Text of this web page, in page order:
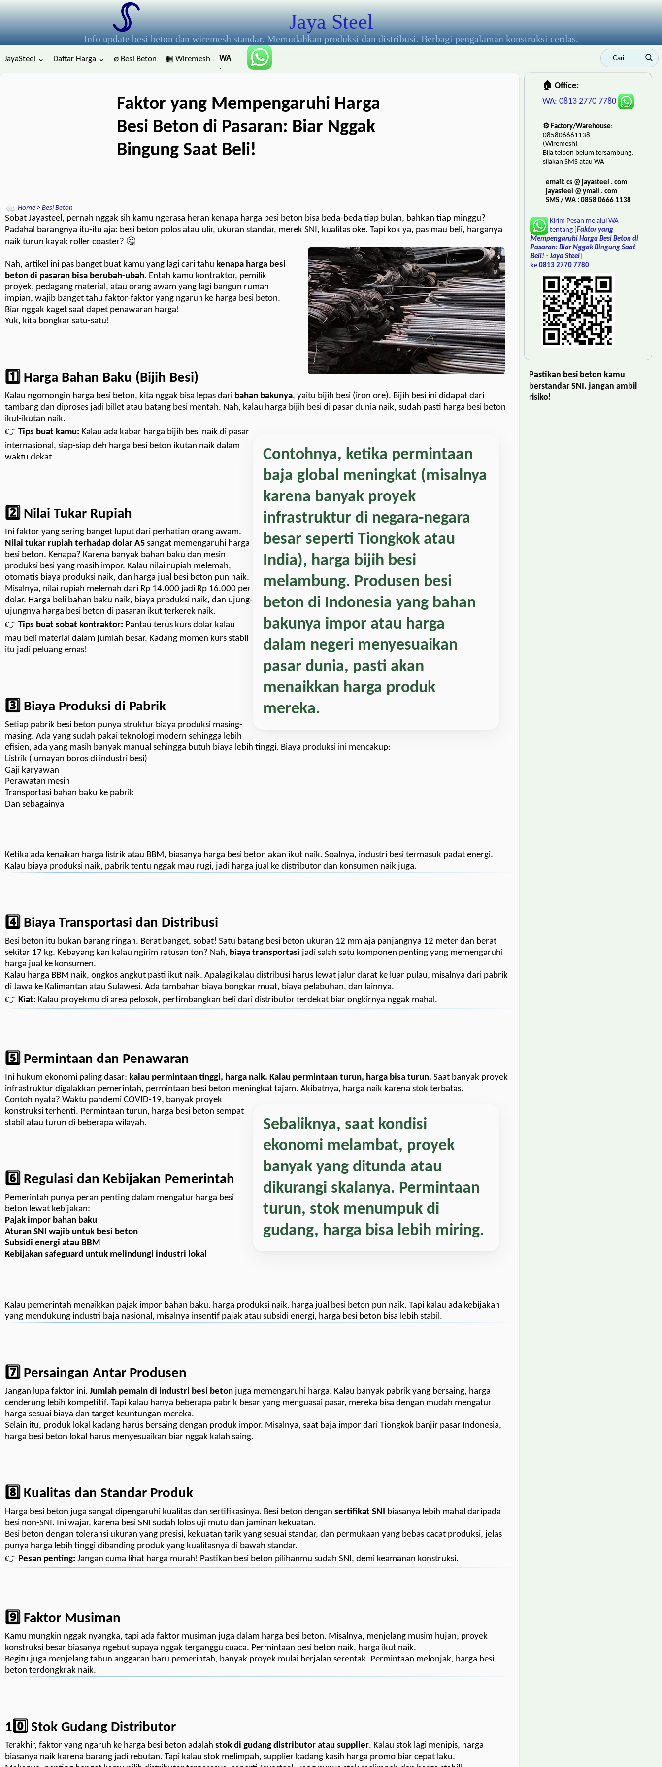
Jaya Steel
Info update besi beton dan wiremesh standar. Memudahkan produksi dan distribusi. Berbagi pengalaman konstruksi cerdas.
JayaSteel ⌄ Daftar Harga ⌄ ⌀ Besi Beton ▦ Wiremesh
WA
:
661
138
Faktor yang Mempengaruhi Harga
Besi Beton di Pasaran: Biar Nggak
Bingung Saat Beli!
Home > Besi Beton
Sobat Jayasteel, pernah nggak sih kamu ngerasa heran kenapa harga besi beton bisa beda-beda tiap bulan, bahkan tiap minggu?
Padahal barangnya itu-itu aja: besi beton polos atau ulir, ukuran standar, merek SNI, kualitas oke. Tapi kok ya, pas mau beli, harganya
naik turun kayak roller coaster? 🤔
Nah, artikel ini pas banget buat kamu yang lagi cari tahu kenapa harga besi
beton di pasaran bisa berubah-ubah. Entah kamu kontraktor, pemilik
proyek, pedagang material, atau orang awam yang lagi bangun rumah
impian, wajib banget tahu faktor-faktor yang ngaruh ke harga besi beton.
Biar nggak kaget saat dapet penawaran harga!
Yuk, kita bongkar satu-satu!
1️⃣ Harga Bahan Baku (Bijih Besi)
Kalau ngomongin harga besi beton, kita nggak bisa lepas dari bahan bakunya, yaitu bijih besi (iron ore). Bijih besi ini didapat dari
tambang dan diproses jadi billet atau batang besi mentah. Nah, kalau harga bijih besi di pasar dunia naik, sudah pasti harga besi beton
ikut-ikutan naik.
Contohnya, ketika permintaan
baja global meningkat (misalnya
karena banyak proyek
infrastruktur di negara-negara
besar seperti Tiongkok atau
India), harga bijih besi
melambung. Produsen besi
beton di Indonesia yang bahan
bakunya impor atau harga
dalam negeri menyesuaikan
pasar dunia, pasti akan
menaikkan harga produk
mereka.
👉 Tips buat kamu: Kalau ada kabar harga bijih besi naik di pasar
internasional, siap-siap deh harga besi beton ikutan naik dalam
waktu dekat.
2️⃣ Nilai Tukar Rupiah
Ini faktor yang sering banget luput dari perhatian orang awam.
Nilai tukar rupiah terhadap dolar AS sangat memengaruhi harga
besi beton. Kenapa? Karena banyak bahan baku dan mesin
produksi besi yang masih impor. Kalau nilai rupiah melemah,
otomatis biaya produksi naik, dan harga jual besi beton pun naik.
Misalnya, nilai rupiah melemah dari Rp 14.000 jadi Rp 16.000 per
dolar. Harga beli bahan baku naik, biaya produksi naik, dan ujung-
ujungnya harga besi beton di pasaran ikut terkerek naik.
👉 Tips buat sobat kontraktor: Pantau terus kurs dolar kalau
mau beli material dalam jumlah besar. Kadang momen kurs stabil
itu jadi peluang emas!
3️⃣ Biaya Produksi di Pabrik
Setiap pabrik besi beton punya struktur biaya produksi masing-
masing. Ada yang sudah pakai teknologi modern sehingga lebih
efisien, ada yang masih banyak manual sehingga butuh biaya lebih tinggi. Biaya produksi ini mencakup:
Listrik (lumayan boros di industri besi)
Gaji karyawan
Perawatan mesin
Transportasi bahan baku ke pabrik
Dan sebagainya
Ketika ada kenaikan harga listrik atau BBM, biasanya harga besi beton akan ikut naik. Soalnya, industri besi termasuk padat energi.
Kalau biaya produksi naik, pabrik tentu nggak mau rugi, jadi harga jual ke distributor dan konsumen naik juga.
4️⃣ Biaya Transportasi dan Distribusi
Besi beton itu bukan barang ringan. Berat banget, sobat! Satu batang besi beton ukuran 12 mm aja panjangnya 12 meter dan berat
sekitar 17 kg. Kebayang kan kalau ngirim ratusan ton? Nah, biaya transportasi jadi salah satu komponen penting yang memengaruhi
harga jual ke konsumen.
Kalau harga BBM naik, ongkos angkut pasti ikut naik. Apalagi kalau distribusi harus lewat jalur darat ke luar pulau, misalnya dari pabrik
di Jawa ke Kalimantan atau Sulawesi. Ada tambahan biaya bongkar muat, biaya pelabuhan, dan lainnya.
👉 Kiat: Kalau proyekmu di area pelosok, pertimbangkan beli dari distributor terdekat biar ongkirnya nggak mahal.
5️⃣ Permintaan dan Penawaran
Ini hukum ekonomi paling dasar: kalau permintaan tinggi, harga naik. Kalau permintaan turun, harga bisa turun. Saat banyak proyek
infrastruktur digalakkan pemerintah, permintaan besi beton meningkat tajam. Akibatnya, harga naik karena stok terbatas.
Sebaliknya, saat kondisi
ekonomi melambat, proyek
banyak yang ditunda atau
dikurangi skalanya. Permintaan
turun, stok menumpuk di
gudang, harga bisa lebih miring.
Contoh nyata? Waktu pandemi COVID-19, banyak proyek
konstruksi terhenti. Permintaan turun, harga besi beton sempat
stabil atau turun di beberapa wilayah.
6️⃣ Regulasi dan Kebijakan Pemerintah
Pemerintah punya peran penting dalam mengatur harga besi
beton lewat kebijakan:
Pajak impor bahan baku
Aturan SNI wajib untuk besi beton
Subsidi energi atau BBM
Kebijakan safeguard untuk melindungi industri lokal
Kalau pemerintah menaikkan pajak impor bahan baku, harga produksi naik, harga jual besi beton pun naik. Tapi kalau ada kebijakan
yang mendukung industri baja nasional, misalnya insentif pajak atau subsidi energi, harga besi beton bisa lebih stabil.
7️⃣ Persaingan Antar Produsen
Jangan lupa faktor ini. Jumlah pemain di industri besi beton juga memengaruhi harga. Kalau banyak pabrik yang bersaing, harga
cenderung lebih kompetitif. Tapi kalau hanya beberapa pabrik besar yang menguasai pasar, mereka bisa dengan mudah mengatur
harga sesuai biaya dan target keuntungan mereka.
Selain itu, produk lokal kadang harus bersaing dengan produk impor. Misalnya, saat baja impor dari Tiongkok banjir pasar Indonesia,
harga besi beton lokal harus menyesuaikan biar nggak kalah saing.
8️⃣ Kualitas dan Standar Produk
Harga besi beton juga sangat dipengaruhi kualitas dan sertifikasinya. Besi beton dengan sertifikat SNI biasanya lebih mahal daripada
besi non-SNI. Ini wajar, karena besi SNI sudah lolos uji mutu dan jaminan kekuatan.
Besi beton dengan toleransi ukuran yang presisi, kekuatan tarik yang sesuai standar, dan permukaan yang bebas cacat produksi, jelas
punya harga lebih tinggi dibanding produk yang kualitasnya di bawah standar.
👉 Pesan penting: Jangan cuma lihat harga murah! Pastikan besi beton pilihanmu sudah SNI, demi keamanan konstruksi.
9️⃣ Faktor Musiman
Kamu mungkin nggak nyangka, tapi ada faktor musiman juga dalam harga besi beton. Misalnya, menjelang musim hujan, proyek
konstruksi besar biasanya ngebut supaya nggak terganggu cuaca. Permintaan besi beton naik, harga ikut naik.
Begitu juga menjelang tahun anggaran baru pemerintah, banyak proyek mulai berjalan serentak. Permintaan melonjak, harga besi
beton terdongkrak naik.
10️⃣ Stok Gudang Distributor
Terakhir, faktor yang ngaruh ke harga besi beton adalah stok di gudang distributor atau supplier. Kalau stok lagi menipis, harga
biasanya naik karena barang jadi rebutan. Tapi kalau stok melimpah, supplier kadang kasih harga promo biar cepat laku.
🏠 Office:
WA: 0813 2770 7780
⚙️ Factory/Warehouse:
085806661138
(Wiremesh)
Bila telpon belum tersambung,
silakan SMS atau WA
email: cs @ jayasteel . com
jayasteel @ ymail . com
SMS / WA : 0858 0666 1138
Kirim Pesan melalui WA
tentang [ Faktor yang
Mempengaruhi Harga Besi Beton di
Pasaran: Biar Nggak Bingung Saat
Beli! - Jaya Steel
ke 0813 2770 7780
Pastikan besi beton kamu
berstandar SNI, jangan ambil
risiko!